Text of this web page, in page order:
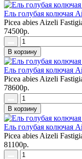
Ель голубая колючая
Picea abies Aizeli
74500р.
В корзину
Ель голубая колючая
Picea abies Aizeli
78600р.
В корзину
Ель голубая колючая
Picea abies Aizeli
81100р.